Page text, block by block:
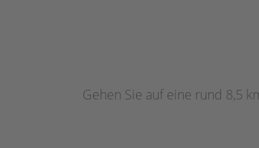
Gehen Sie auf eine rund 8,5